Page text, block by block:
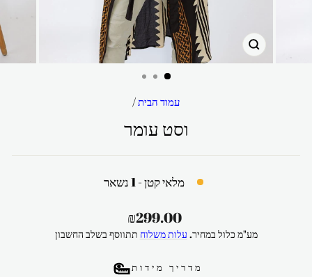
סגור
עמוד הבית/
וסט עומר
מלאי קטן - 1 נשאר
מחיר
רגיל
₪299.00
מע"מ כלול במחיר. עלות משלוח תתווסף בשלב החשבון
מדריך מידות